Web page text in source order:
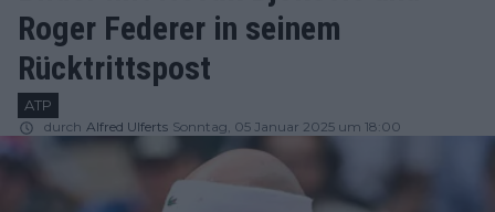
Roger Federer in seinem
Rücktrittspost
ATP
durch Alfred Ulferts Sonntag, 05 Januar 2025 um 18:00